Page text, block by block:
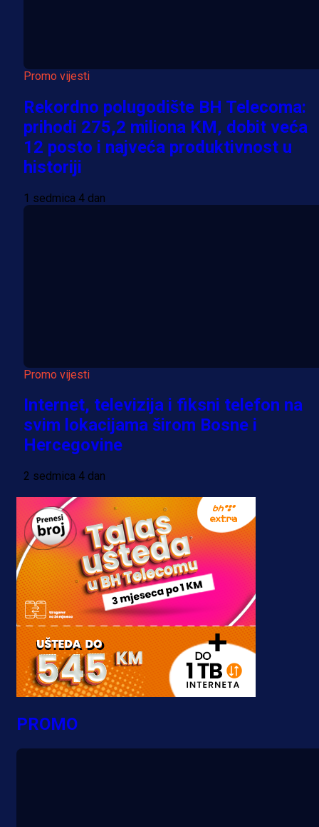
Promo vijesti
Rekordno polugodište BH Telecoma:
prihodi 275,2 miliona KM, dobit veća
12 posto i najveća produktivnost u
historiji
1 sedmica 4 dan
Promo vijesti
Internet, televizija i fiksni telefon na
svim lokacijama širom Bosne i
Hercegovine
2 sedmica 4 dan
PROMO